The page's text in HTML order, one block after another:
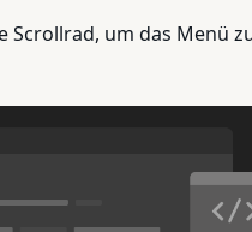
Scrollrad, um das Menü